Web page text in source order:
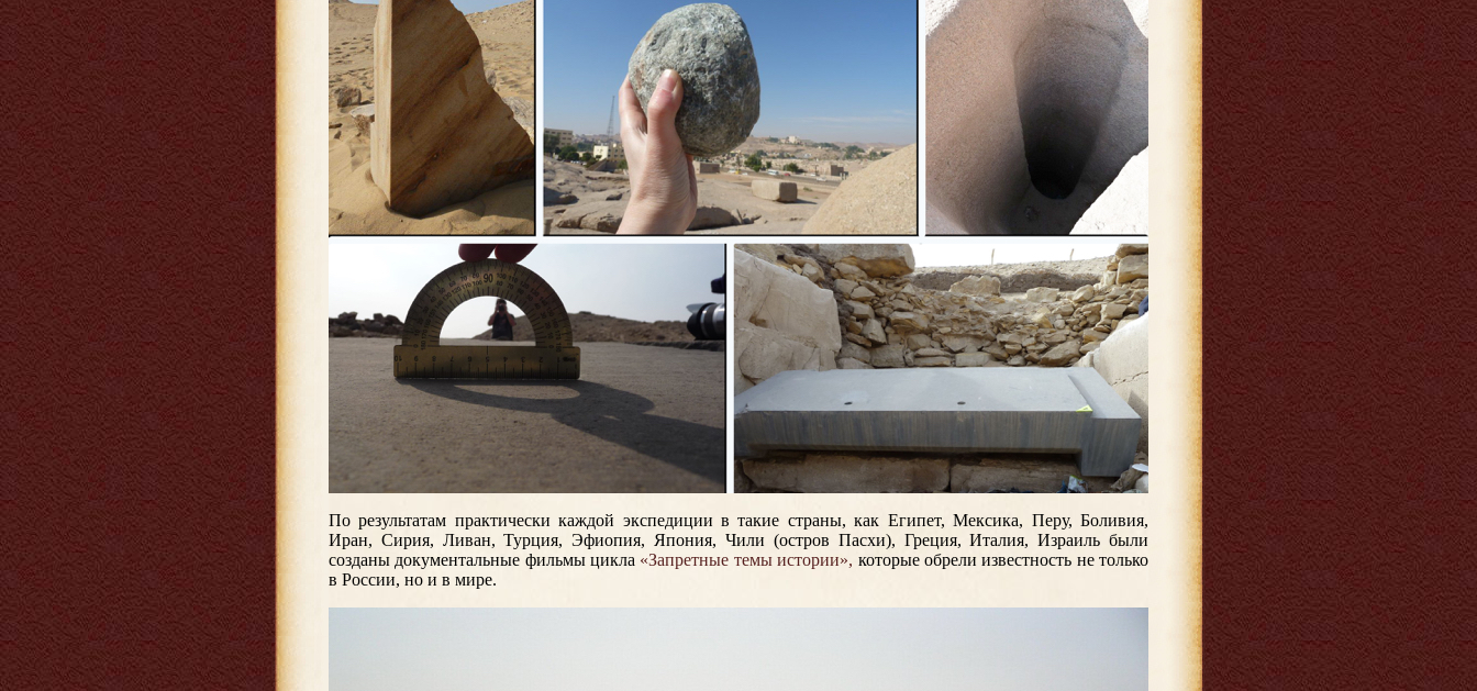
По результатам практически каждой экспедиции в такие страны, как Египет, Мексика, Перу, Боливия,
Иран, Сирия, Ливан, Турция, Эфиопия, Япония, Чили (остров Пасхи), Греция, Италия, Израиль были
созданы документальные фильмы цикла «Запретные темы истории», которые обрели известность не только
в России, но и в мире.